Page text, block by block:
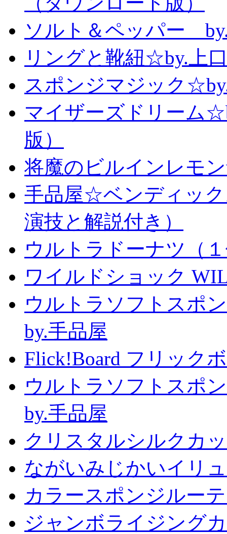
ソルト＆ペッパー
リングと靴紐☆by.上
スポンジマジック
マイザーズドリーム
版）
将魔のビルインレモ
手品屋☆ベンディッ
演技と解説付き）
ウルトラドーナツ（
ワイルドショック
ウルトラソフトスポ
by.手品屋
Flick!Board フリック
ウルトラソフトスポ
by.手品屋
クリスタルシルクカ
ながいみじかいイリ
カラースポンジルー
ジャンボライジング